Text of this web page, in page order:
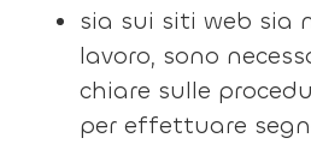
sia sui siti web sia
lavoro, sono
chiare sulle
per effettuare